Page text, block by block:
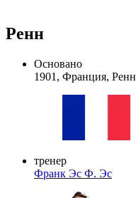
Ренн
Основано
1901, Франция, Ренн
тренер
Франк Эс Ф. Эс